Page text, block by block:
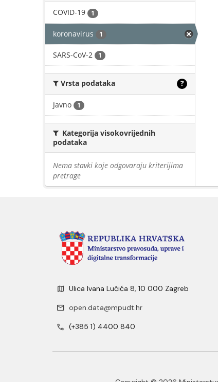
COVID-19 1
koronavirus 1
SARS-CoV-2 1
Vrsta podataka ?
Javno 1
Kategorija visokovrijednih
podataka
Nema stavki koje odgovaraju kriterijima
pretrage